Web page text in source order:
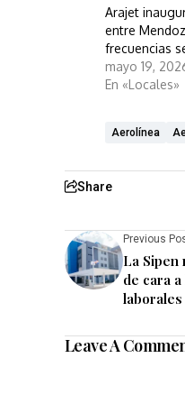
Arajet
entre
frecuencias
mayo 19,
En «Locales»
Aerolínea
Share
Previous
La Sipen
de cara
laborales
Leave A